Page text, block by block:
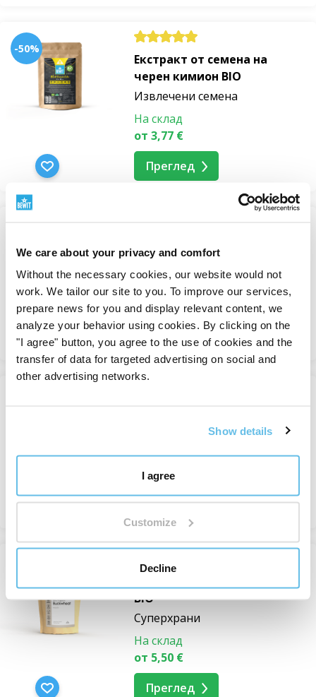
We care about your privacy and comfort
Without the necessary cookies, our website would not
work. We tailor our site to you. To improve our services,
prepare news for you and display relevant content, we
analyze your behavior using cookies. By clicking on the
"I agree" button, you agree to the use of cookies and the
transfer of data for targeted advertising on social and
other advertising networks.
Show details
I agree
Customize
Decline
-50%
Екстракт от семена на
черен кимион BIO
Извлечени семена
На склад
от 3,77 €
Преглед
Ленени корнизи
На склад
от 2,73 €
Преглед
Извлечени семена
На склад
от 3,45 €
Преглед
BIO
Суперхрани
На склад
от 5,50 €
Преглед